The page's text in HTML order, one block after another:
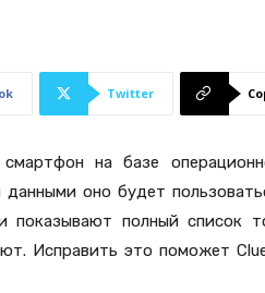
Twitter
на базе
данными оно будет
показывают полный список
Исправить это поможет